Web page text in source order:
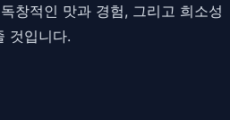
창적인 맛과 경험, 그리고 희소성
것입니다.